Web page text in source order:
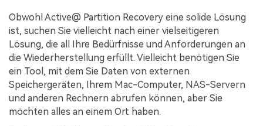
Obwohl Active@ Partition Recovery eine solide Lösung
ist, suchen Sie vielleicht nach einer vielseitigeren
Lösung, die all Ihre Bedürfnisse und Anforderungen an
die Wiederherstellung erfüllt. Vielleicht benötigen Sie
ein Tool, mit dem Sie Daten von externen
Speichergeräten, Ihrem Mac-Computer, NAS-Servern
und anderen Rechnern abrufen können, aber Sie
möchten alles an einem Ort haben.